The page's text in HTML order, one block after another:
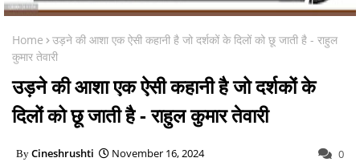
Home
उड़ने की आशा एक ऐसी कहानी है जो दर्शकों के दिलों को छू जाती है - राहुल
कुमार तेवारी
उड़ने की आशा एक ऐसी कहानी है जो दर्शकों के
दिलों को छू जाती है - राहुल कुमार तेवारी
Cineshrushti November 16, 2024 0